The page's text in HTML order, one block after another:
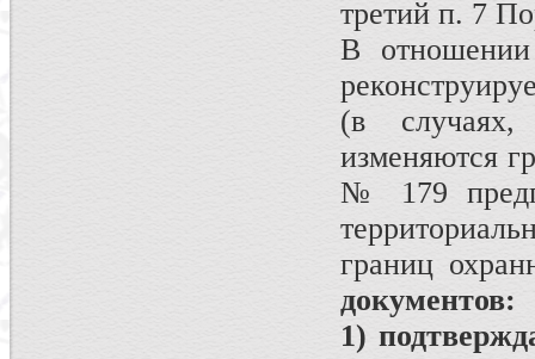
третий п. 7
В
(в случаях,
изменяются
№ 179
границ
документов:
1)